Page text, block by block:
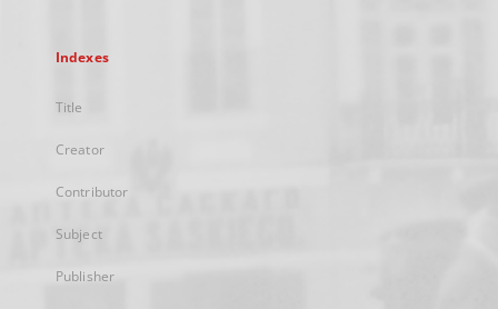
Indexes
Title
Creator
Contributor
Subject
Publisher